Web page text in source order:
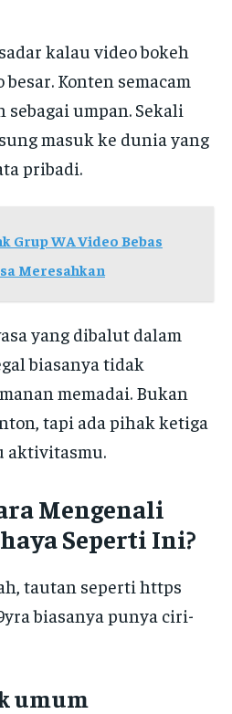
kalau video bokeh
Konten semacam
umpan. Sekali
masuk ke dunia yang
pribadi.
Grup WA Video Bebas
Meresahkan
yang dibalut dalam
biasanya tidak
memadai. Bukan
tapi ada pihak ketiga
aktivitasmu.
Mengenali
Seperti Ini?
tautan seperti https
biasanya punya ciri-
umum